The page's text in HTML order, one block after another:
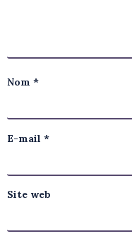
Nom *
E-mail *
Site web